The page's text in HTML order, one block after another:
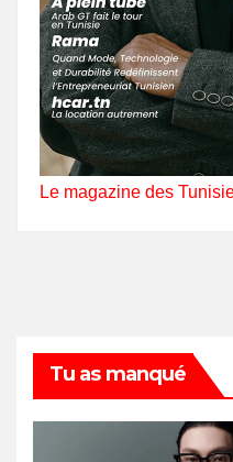
Le magazine des
Tu as manqué